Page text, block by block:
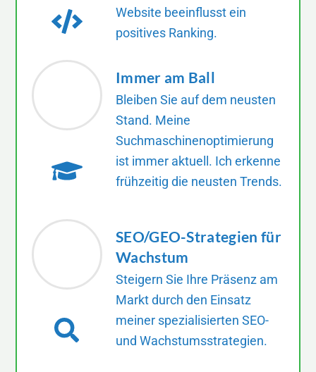
Website beeinflusst ein
positives Ranking.
Immer am Ball
Bleiben Sie auf dem neusten
Stand. Meine
Suchmaschinenoptimierung
ist immer aktuell. Ich erkenne
frühzeitig die neusten Trends.
SEO/GEO-Strategien für
Wachstum
Steigern Sie Ihre Präsenz am
Markt durch den Einsatz
meiner spezialisierten SEO-
und Wachstumsstrategien.